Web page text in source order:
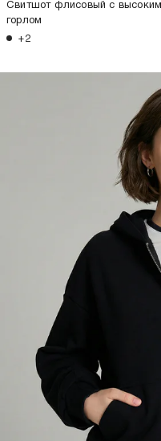
Свитшот флисовый с высоким
горлом
+2